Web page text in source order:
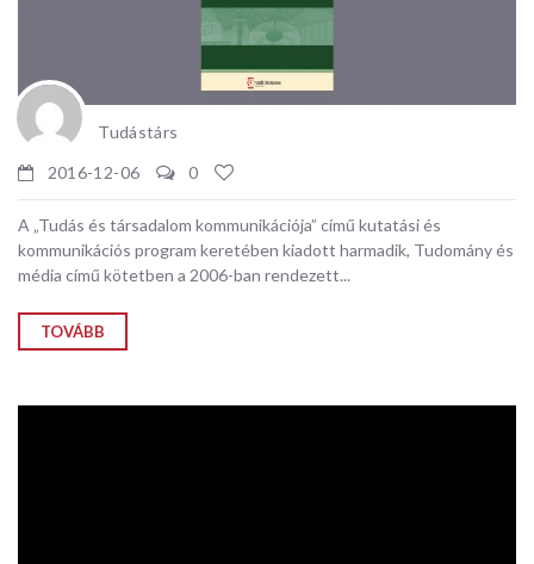
Tudástárs
2016-12-06
0
A „Tudás és társadalom kommunikációja” című kutatási és
kommunikációs program keretében kiadott harmadik, Tudomány és
média című kötetben a 2006-ban rendezett...
TOVÁBB